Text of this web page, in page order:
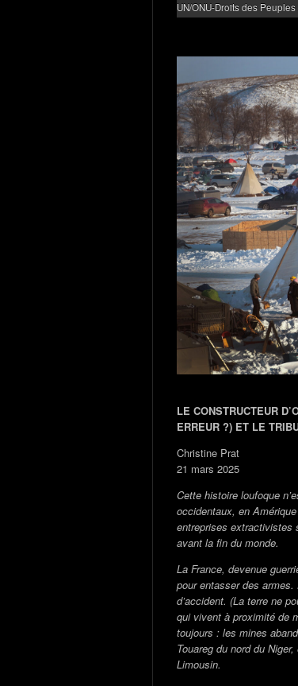
UN/ONU-Droits des
LE CONSTRUCTEUR
ERREUR ?) ET LE
Christine Prat
21 mars 2025
Cette histoire loufoque
occidentaux, en
entreprises extractivistes
avant la fin du monde.
La France, devenue
pour entasser des armes.
d’accident. (La terre ne
qui vivent à proximité de
toujours : les mines
Touareg du nord du
Limousin.